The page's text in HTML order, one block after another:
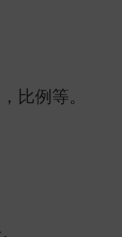
比例等。